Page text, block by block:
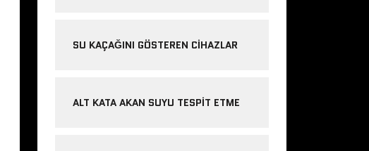
SU KAÇAĞINI GÖSTEREN CIHAZLAR
ALT KATA AKAN SUYU TESPIT ETME